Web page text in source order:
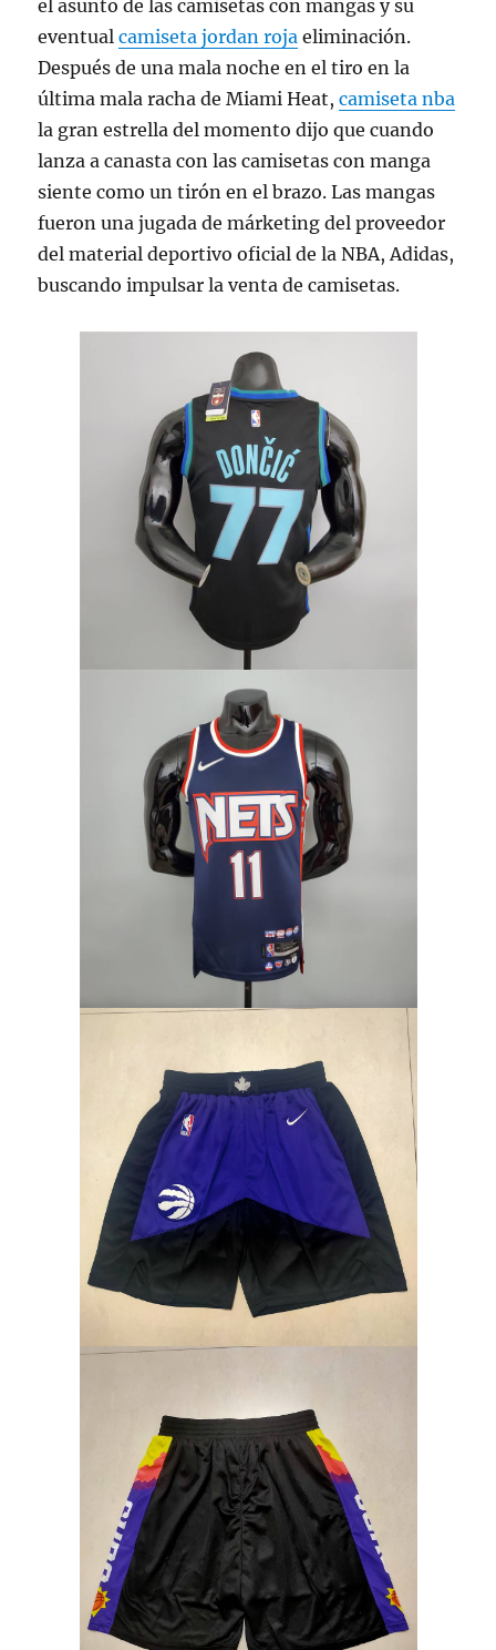
el asunto de las camisetas con mangas y su
eventualcamiseta jordan roja eliminación.
Después de una mala noche en el tiro en la
última mala racha de Miami Heat,camiseta nba
la gran estrella del momento dijo que cuando
lanza a canasta con las camisetas con manga
siente como un tirón en el brazo. Las mangas
fueron una jugada de márketing del proveedor
del material deportivo oficial de la NBA, Adidas,
buscando impulsar la venta de camisetas.